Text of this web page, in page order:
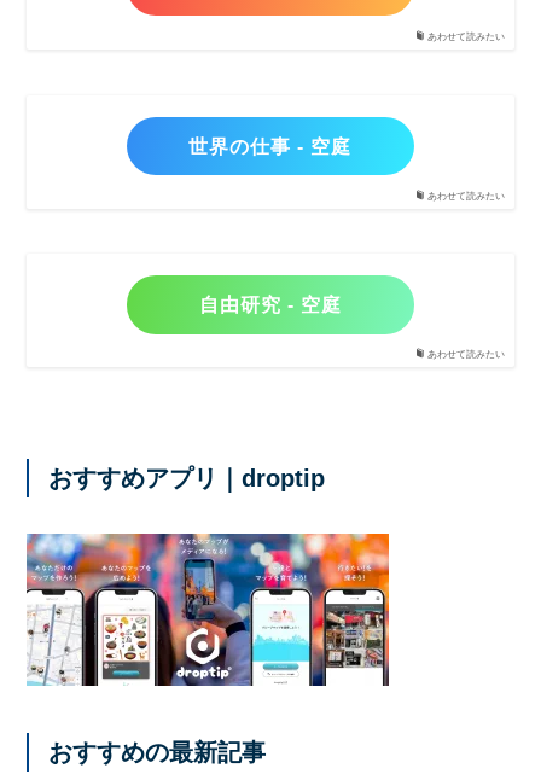
あわせて読みたい
あわせて読みたい
世界の仕事 - 空庭
あわせて読みたい
自由研究 - 空庭
おすすめアプリ｜droptip
おすすめの最新記事